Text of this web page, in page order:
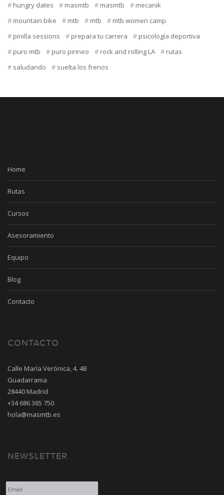
hungry dates
masmtb masmtb
mecanik
mountain bike
mtb mtb
mtb women camp
pinilla sessions
prepara tu carrera
psicología deportiva
puro mtb
puro pirineo rock and rolling LA
rutas
saludando
suelta los frenos
Home
Rutas
Cursos
Asesoramiento
Equipo
Blog
Contacto
CONTACTO
Calle María Verónica, 4. 4B
Guadarrama
28440 Madrid
+34 686 365 750
hola@masmtb.es
NEWSLETTER